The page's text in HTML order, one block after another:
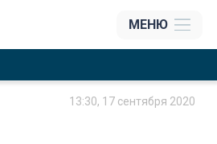
МЕНЮ
13:30, 17 сентября 2020